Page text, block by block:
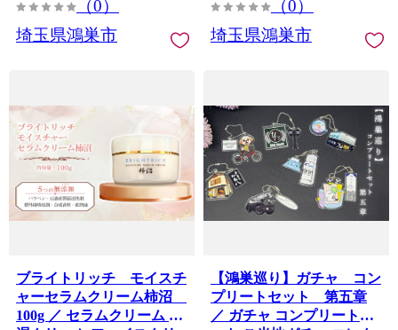
No.617
（0）
埼玉県鴻巣市
（0）
埼玉県鴻巣市
ブライトリッチ モイスチ
ャーセラムクリーム柿沼
100g ／ セラムクリーム 保
【鴻巣巡り】ガチャ コン
プリートセット 第五章
／ ガチャ コンプリートセ